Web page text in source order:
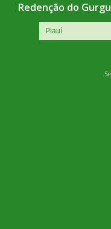
Redenção do